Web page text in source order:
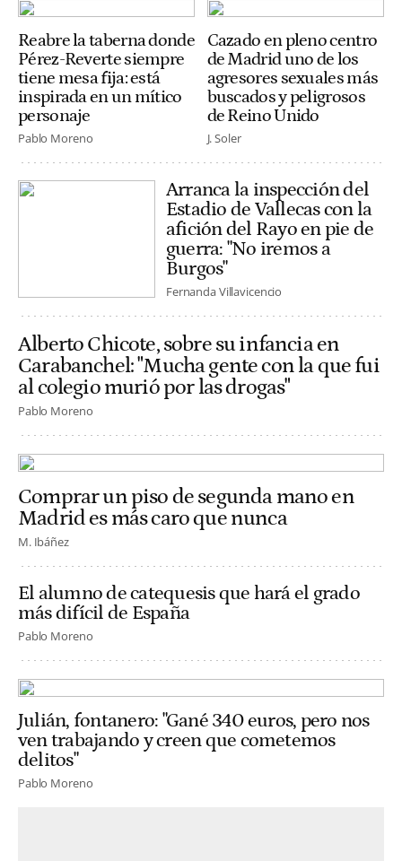
Reabre la taberna donde
Pérez-Reverte siempre
tiene mesa fija: está
inspirada en un mítico
personaje
Pablo Moreno
Cazado en pleno centro
de Madrid uno de los
agresores sexuales más
buscados y peligrosos
de Reino Unido
J. Soler
Arranca la inspección del
Estadio de Vallecas con la
afición del Rayo en pie de
guerra: "No iremos a
Burgos"
Fernanda Villavicencio
Alberto Chicote, sobre su infancia en
Carabanchel: "Mucha gente con la que fui
al colegio murió por las drogas"
Pablo Moreno
Comprar un piso de segunda mano en
Madrid es más caro que nunca
M. Ibáñez
El alumno de catequesis que hará el grado
más difícil de España
Pablo Moreno
Julián, fontanero: "Gané 340 euros, pero nos
ven trabajando y creen que cometemos
delitos"
Pablo Moreno